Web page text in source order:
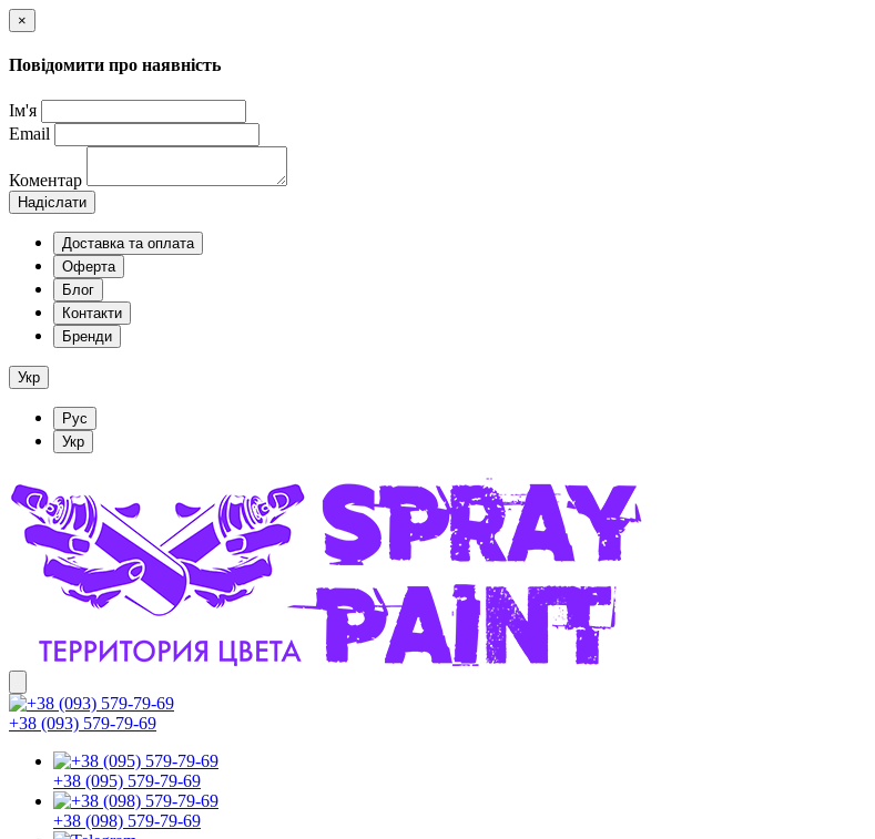
×
Повідомити про наявність
Ім'я
Email
Коментар
Надіслати
Доставка та оплата
Оферта
Блог
Контакти
Бренди
Укр
Рус
Укр
+38 (093) 579-79-69
+38 (095) 579-79-69
+38 (098) 579-79-69